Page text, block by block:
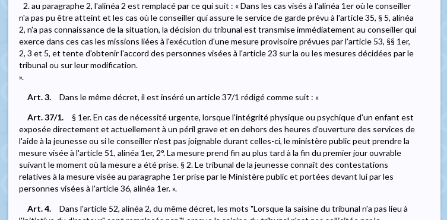
2. au paragraphe 2, l'alinéa 2 est remplacé par ce qui suit : « Dans les cas visés à l'alinéa 1er où le conseiller
n'a pas pu être atteint et les cas où le conseiller qui assure le service de garde prévu à l'article 35, § 5, alinéa
2, n'a pas connaissance de la situation, la décision du tribunal est transmise immédiatement au conseiller qui
exerce dans ces cas les missions liées à l'exécution d'une mesure provisoire prévues par l'article 53, §§ 1er,
2, 3 et 5, et tente d'obtenir l'accord des personnes visées à l'article 23 sur la ou les mesures décidées par le
tribunal ou sur leur modification.
».
Art. 3.
Dans le même décret, il est inséré un article 37/1 rédigé comme suit : «
Art. 37/1.
§ 1er. En cas de nécessité urgente, lorsque l'intégrité physique ou psychique d'un enfant est
exposée directement et actuellement à un péril grave et en dehors des heures d'ouverture des services de
l'aide à la jeunesse ou si le conseiller n'est pas joignable durant celles-ci, le ministère public peut prendre la
mesure visée à l'article 51, alinéa 1er, 2°. La mesure prend fin au plus tard à la fin du premier jour ouvrable
suivant le moment où la mesure a été prise. § 2. Le tribunal de la jeunesse connaît des contestations
relatives à la mesure visée au paragraphe 1er prise par le Ministère public et portées devant lui par les
personnes visées à l'article 36, alinéa 1er. ».
Art. 4.
Dans l'article 52, alinéa 2, du même décret, les mots "Lorsque la saisine du tribunal n'a pas lieu à